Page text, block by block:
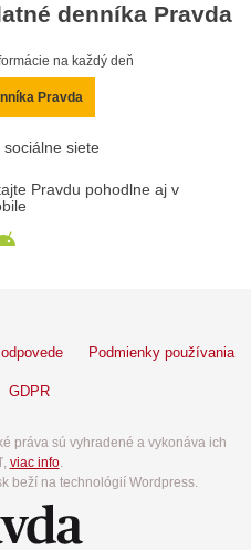
denníka Pravda
na každý deň
Pravda
siete
Pravdu pohodlne aj v
Podmienky používania
GDPR
práva sú vyhradené a vykonáva ich
viac info.
beží na technológií Wordpress.